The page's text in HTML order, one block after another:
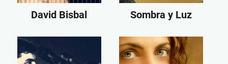
David Bisbal Sombra y Luz